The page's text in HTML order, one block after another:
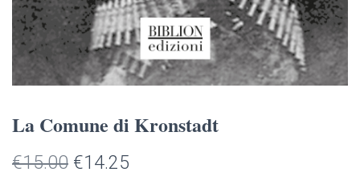
La Comune di Kronstadt
€15.00 Il
€14.25